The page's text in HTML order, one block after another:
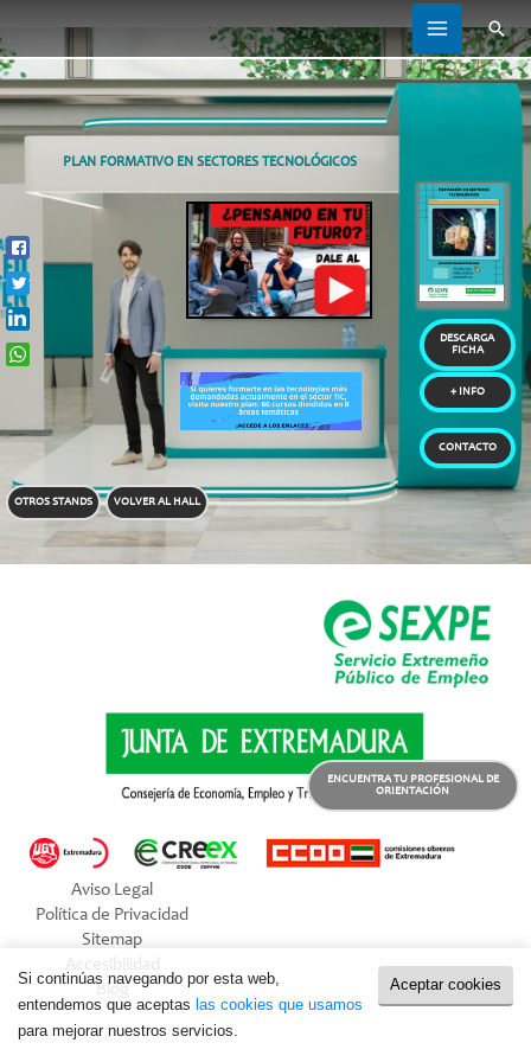
MAIN
MENU
OTROS STANDS VOLVER AL HALL
ENCUENTRA TU PROFESIONAL DE
ORIENTACIÓN
PLAN FORMATIVO EN SECTORES TECNOLÓGICOS
+ INFO
CONTACTO
DESCARGA
FICHA
Aviso Legal
Política de Privacidad
Sitemap
Accesibilidad
Blog
Tweet
Whatsapp
Aceptar cookies
Si continúas navegando por esta web,
entendemos que aceptas las cookies que usamos
para mejorar nuestros servicios.